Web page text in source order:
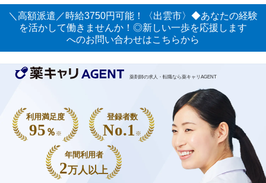
＼高額派遣／時給3750円可能！〈出雲市〉◆あなたの経験
を活かして働きませんか！◎新しい一歩を応援します
へのお問い合わせはこちらから
薬剤師の求人・転職なら薬キャリAGENT
利用満足度
95 ％ ※
登録者数
No.1 ※
年間利用者
2万人以上